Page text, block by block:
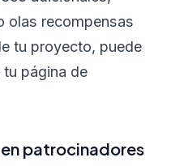
olas recompensas
tu proyecto, puede
página de
patrocinadores